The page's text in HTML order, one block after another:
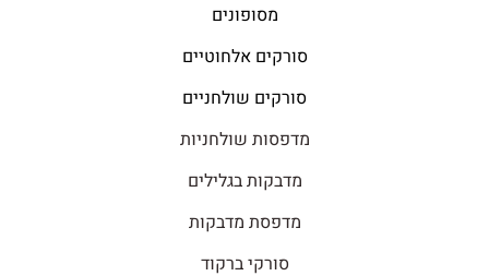
מסופונים
סורקים אלחוטיים
סורקים שולחניים
מדפסות שולחניות
מדבקות בגלילים
מדפסת מדבקות
סורקי ברקוד